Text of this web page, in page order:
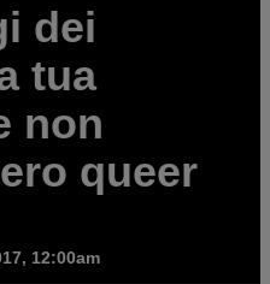
dei
tua
non
queer
12:00am